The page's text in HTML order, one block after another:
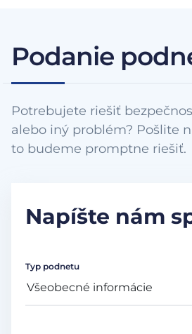
Podanie
Potrebujete riešiť
alebo iný problém? Pošlite
to budeme promptne riešiť.
Napíšte nám
Typ podnetu